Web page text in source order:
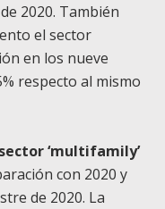
2020. También
el sector
en los nueve
respecto al mismo
‘multifamily’
con 2020 y
de 2020. La